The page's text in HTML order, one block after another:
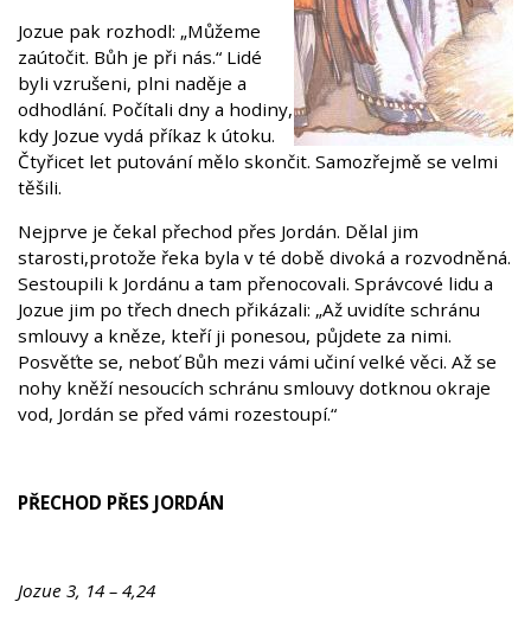
Jozue pak rozhodl: „Můžeme
zaútočit. Bůh je při nás.“ Lidé
byli vzrušeni, plni naděje a
odhodlání. Počítali dny a hodiny,
kdy Jozue vydá příkaz k útoku.
Čtyřicet let putování mělo skončit. Samozřejmě se velmi
těšili.
Nejprve je čekal přechod přes Jordán. Dělal jim
starosti,protože řeka byla v té době divoká a rozvodněná.
Sestoupili k Jordánu a tam přenocovali. Správcové lidu a
Jozue jim po třech dnech přikázali: „Až uvidíte schránu
smlouvy a kněze, kteří ji ponesou, půjdete za nimi.
Posvěťte se, neboť Bůh mezi vámi učiní velké věci. Až se
nohy kněží nesoucích schránu smlouvy dotknou okraje
vod, Jordán se před vámi rozestoupí.“
PŘECHOD PŘES JORDÁN
Jozue 3, 14 – 4,24